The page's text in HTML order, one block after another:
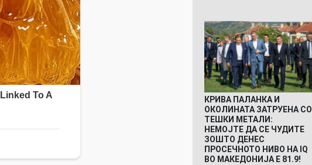
КРИВА ПАЛАНКА И
ОКОЛИНАТА ЗАТРУЕНА СО
ТЕШКИ МЕТАЛИ:
НЕМОЈТЕ ДА СЕ ЧУДИТЕ
ЗОШТО ДЕНЕС
ПРОСЕЧНОТО НИВО НА IQ
ВО МАКЕДОНИЈА Е 81.9!